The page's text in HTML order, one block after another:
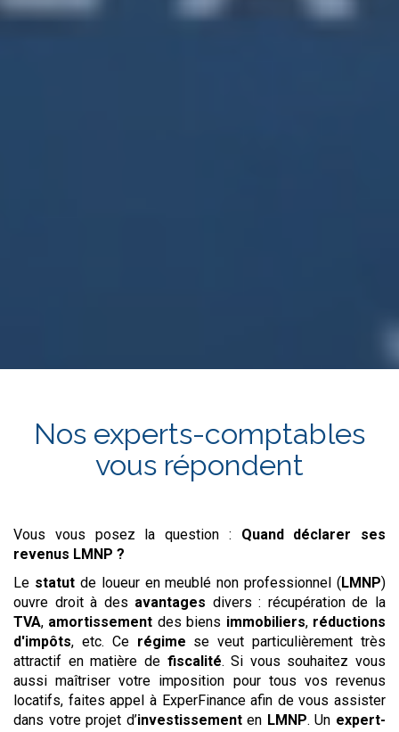
Nos experts-comptables
vous répondent
Vous vous posez la question :
Quand déclarer ses
revenus LMNP ?
Le statutde loueur en meublé non professionnel (LMNP)
ouvre droit à des avantages divers : récupération de la
TVA, amortissement des biens immobiliers, réductions
d'impôts, etc. Ce régime se veut particulièrement très
attractif en matière de fiscalité. Si vous souhaitez vous
aussi maîtriser votre imposition pour tous vos revenus
locatifs, faites appel à ExperFinance afin de vous assister
dans votre projet d’investissementen LMNP. Un expert-